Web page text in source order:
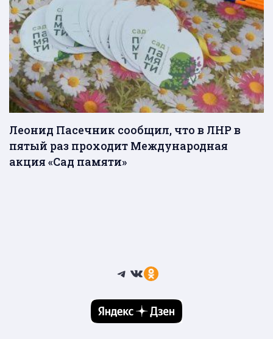
Леонид Пасечник сообщил, что в ЛНР в
пятый раз проходит Международная
акция «Сад памяти»
Telegram
ВКонтакте
Ссылка